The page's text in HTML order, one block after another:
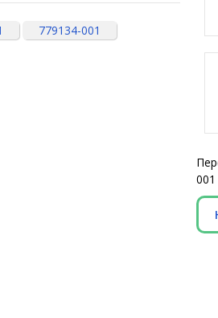
779134-001
001